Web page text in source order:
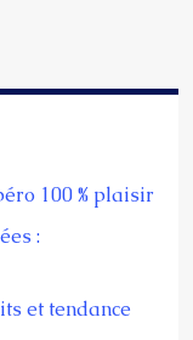
100 % plaisir
:
et tendance